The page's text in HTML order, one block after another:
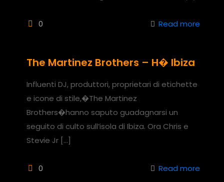
0 Read more
The Martinez Brothers – H� Ibiza
Influenti DJ, produttori, proprietari di etichette
e icone di stile,�The Martinez
Brothers�hanno saputo guadagnarsi un
seguito di culto sull’isola di Ibiza. Ora Chris e
Stevie Jr […]
0 Read more